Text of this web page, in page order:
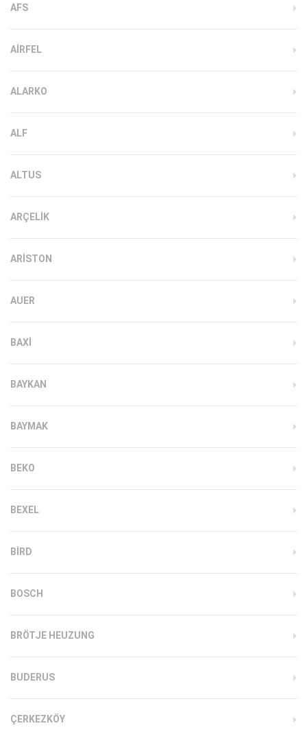
AFS
AIRFEL
ALARKO
ALF
ALTUS
ARÇELIK
ARISTON
AUER
BAXI
BAYKAN
BAYMAK
BEKO
BEXEL
BIRD
BOSCH
BRÖTJE HEUZUNG
BUDERUS
ÇERKEZKÖY